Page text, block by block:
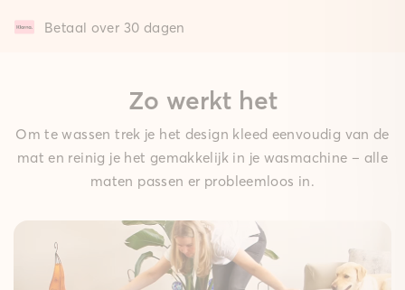
Betaal over 30 dagen
Zo werkt het
Om te wassen trek je het design kleed eenvoudig van de
mat en reinig je het gemakkelijk in je wasmachine – alle
maten passen er probleemloos in.